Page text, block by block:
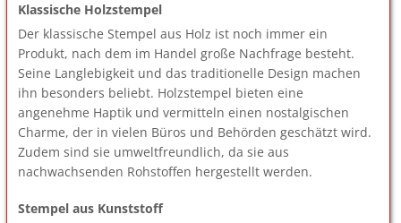
Klassische Holzstempel
Der klassische Stempel aus Holz ist noch immer ein
Produkt, nach dem im Handel große Nachfrage besteht.
Seine Langlebigkeit und das traditionelle Design machen
ihn besonders beliebt. Holzstempel bieten eine
angenehme Haptik und vermitteln einen nostalgischen
Charme, der in vielen Büros und Behörden geschätzt wird.
Zudem sind sie umweltfreundlich, da sie aus
nachwachsenden Rohstoffen hergestellt werden.
Stempel aus Kunststoff